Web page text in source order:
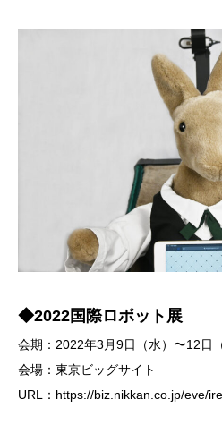
◆2022国際ロボット展
会期：2022年3月9日（水）〜12日
会場：東京ビッグサイト
URL：https://biz.nikkan.co.jp/eve/